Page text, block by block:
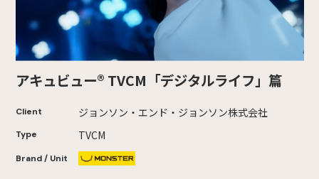
アキュビュー® TVCM「デジタルライフ」篇
Client ジョンソン・エンド・ジョンソン株式会社
Type TVCM
Brand / Unit